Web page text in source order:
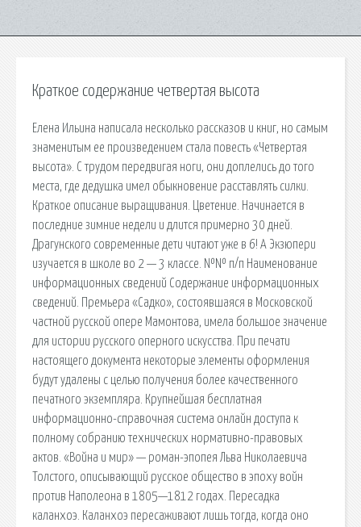
Краткое содержание четвертая высота
Елена Ильина написала несколько рассказов и книг, но самым
знаменитым ее произведением стала повесть «Четвертая
высота». С трудом передвигая ноги, они доплелись до того
места, где дедушка имел обыкновение расставлять силки.
Краткое описание выращивания. Цветение. Начинается в
последние зимние недели и длится примерно 30 дней.
Драгунского современные дети читают уже в 6! А Экзюпери
изучается в школе во 2 — 3 классе. №№ п/п Наименование
информационных сведений Содержание информационных
сведений. Премьера «Садко», состоявшаяся в Московской
частной русской опере Мамонтова, имела большое значение
для истории русского оперного искусства. При печати
настоящего документа некоторые элементы оформления
будут удалены с целью получения более качественного
печатного экземпляра. Крупнейшая бесплатная
информационно-справочная система онлайн доступа к
полному собранию технических нормативно-правовых
актов. «Война и мир» — роман-эпопея Льва Николаевича
Толстого, описывающий русское общество в эпоху войн
против Наполеона в 1805—1812 годах. Пересадка
каланхоэ. Каланхоэ пересаживают лишь тогда, когда оно